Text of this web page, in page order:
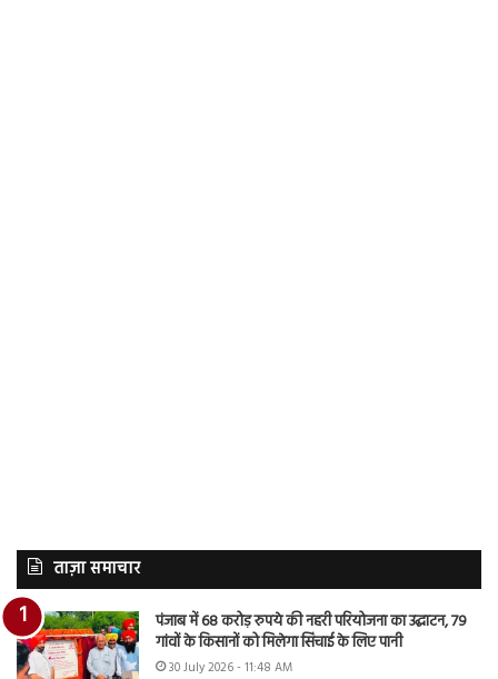
ताज़ा समाचार
पंजाब में 68 करोड़ रुपये की नहरी परियोजना का उद्घाटन, 79
गांवों के किसानों को मिलेगा सिंचाई के लिए पानी
30 July 2026 - 11:48 AM